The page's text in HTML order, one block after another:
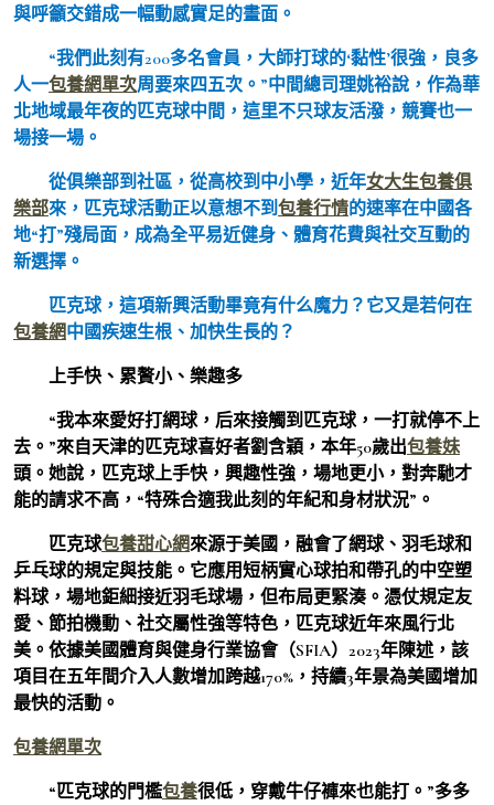
與呼籲交錯成一幅動感實足的畫面。
“我們此刻有200多名會員，大師打球的‘黏性’很強，良多
人一包養網單次周要來四五次。”中間總司理姚裕說，作為華
北地域最年夜的匹克球中間，這里不只球友活潑，競賽也一
場接一場。
從俱樂部到社區，從高校到中小學，近年女大生包養俱
樂部來，匹克球活動正以意想不到包養行情的速率在中國各
地“打”殘局面，成為全平易近健身、體育花費與社交互動的
新選擇。
匹克球，這項新興活動畢竟有什么魔力？它又是若何在
包養網中國疾速生根、加快生長的？
上手快、累贅小、樂趣多
“我本來愛好打網球，后來接觸到匹克球，一打就停不上
去。”來自天津的匹克球喜好者劉含穎，本年50歲出包養妹
頭。她說，匹克球上手快，興趣性強，場地更小，對奔馳才
能的請求不高，“特殊合適我此刻的年紀和身材狀況”。
匹克球包養甜心網來源于美國，融會了網球、羽毛球和
乒乓球的規定與技能。它應用短柄實心球拍和帶孔的中空塑
料球，場地鉅細接近羽毛球場，但布局更緊湊。憑仗規定友
愛、節拍機動、社交屬性強等特色，匹克球近年來風行北
美。依據美國體育與健身行業協會（SFIA）2023年陳述，該
項目在五年間介入人數增加跨越170%，持續3年景為美國增加
最快的活動。
包養網單次
“匹克球的門檻包養很低，穿戴牛仔褲來也能打。”多多